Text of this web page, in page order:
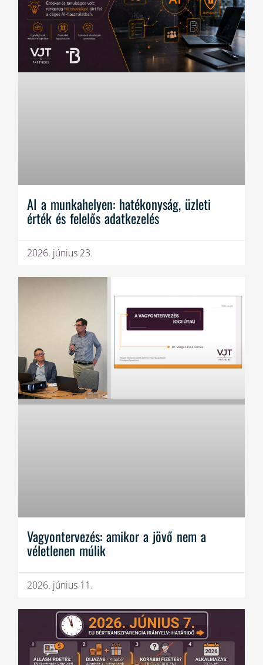
AI a munkahelyen: hatékonyság, üzleti
érték és felelős adatkezelés
2026. június 23.
Vagyontervezés: amikor a jövő nem a
véletlenen múlik
2026. június 11.